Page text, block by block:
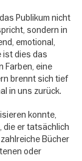
Publikum nicht
sondern in
emotional,
ist dies das
Farben, eine
brennt sich tief
in uns zurück.
konnte,
die er tatsächlich
Bücher
oder